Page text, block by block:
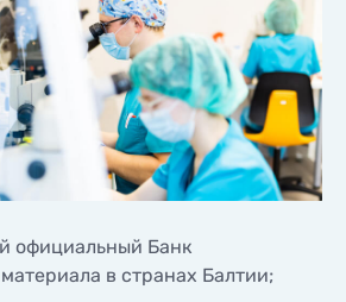
+371 67 111 117
+371 25 641 022
+371 67 111 117
+371 25 641 022
официальный Банк
в странах Балтии;